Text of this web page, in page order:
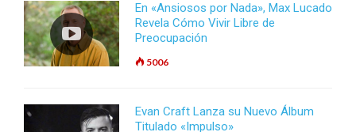
En «Ansiosos por Nada», Max Lucado
Revela Cómo Vivir Libre de
Preocupación
5006
Evan Craft Lanza su Nuevo Álbum
Titulado «Impulso»